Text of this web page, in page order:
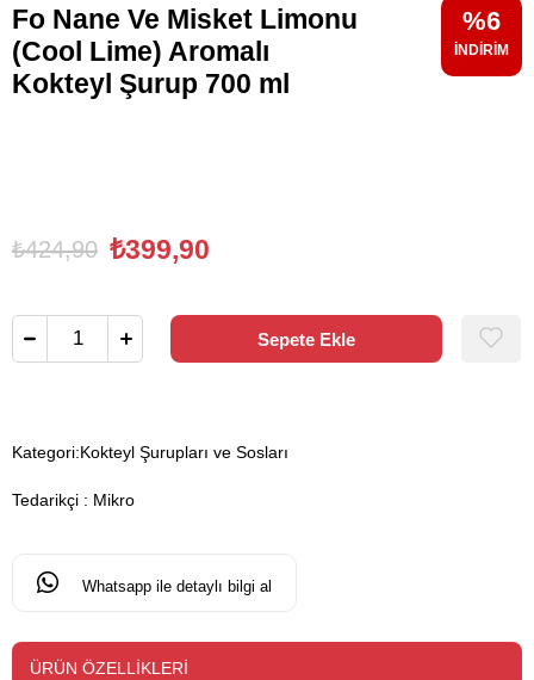
Fo Nane Ve Misket Limonu
(Cool Lime) Aromalı
Kokteyl Şurup 700 ml
6
₺424,90 ₺399,90
Kategori:Kokteyl Şurupları ve Sosları
Tedarikçi : Mikro
Whatsapp ile detaylı bilgi al
ÜRÜN ÖZELLIKLERI